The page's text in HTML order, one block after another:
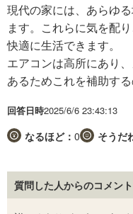
現代の家には、あらゆ
ます。これらに気を配
快適に生活できます。
エアコンは高所にあり
あるためこれを補助す
回答日時2025/6/6 23:43:13
なるほど： 0 そうだ
質問した人からのコメント